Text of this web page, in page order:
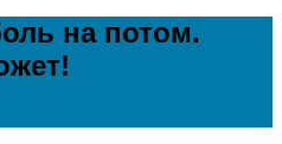
на потом.